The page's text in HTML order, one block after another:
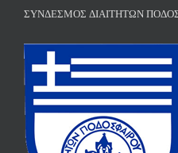
ΣΎΝΔΕΣΜΟΣ ΔΙΑΙΤΗΤΏΝ